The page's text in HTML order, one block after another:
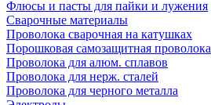
Флюсы и пасты для пайки и лужения
Сварочные материалы
Проволока сварочная на катушках
Порошковая самозащитная проволока
Проволока для алюм. сплавов
Проволока для нерж. сталей
Проволока для черного металла